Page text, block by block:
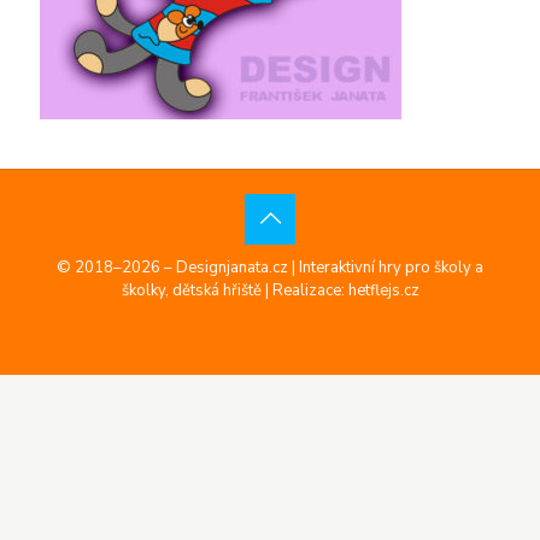
© 2018–2026 – Designjanata.cz | Interaktivní hry pro školy a
školky, dětská hřiště | Realizace: hetflejs.cz